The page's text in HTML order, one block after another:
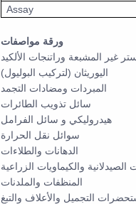
Assay
ورقة مواصفات
غير المشبعة وراتنجات الألكيد
اليوريثان (لتركيب البوليول)
المبردات ومضادات التجمد
سائل تذويب الطائرات
هيدروليكي و سائل الفرامل
سوائل نقل الحرارة
الدهانات والطلاءات
والكيماويات الزراعية
المنظفات والملدنات
التجميل والأعلاف والتبغ